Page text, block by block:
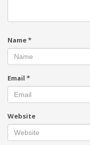
Name*
Email *
Website